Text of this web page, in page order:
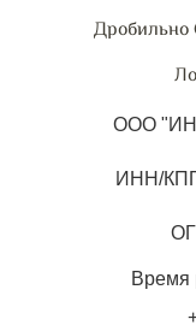
Дробильно
ООО
ИНН/
Время